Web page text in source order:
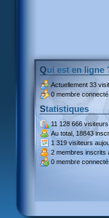
Qui est en ligne
Actuellement 33
0 membre connecté.
Statistiques
11 128 666 visiteurs
Au total, 18843
1 319 visiteurs
2 membres inscrits
0 membre